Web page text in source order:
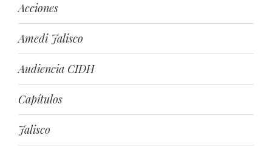
Acciones
Amedi Jalisco
Audiencia CIDH
Capítulos
Jalisco